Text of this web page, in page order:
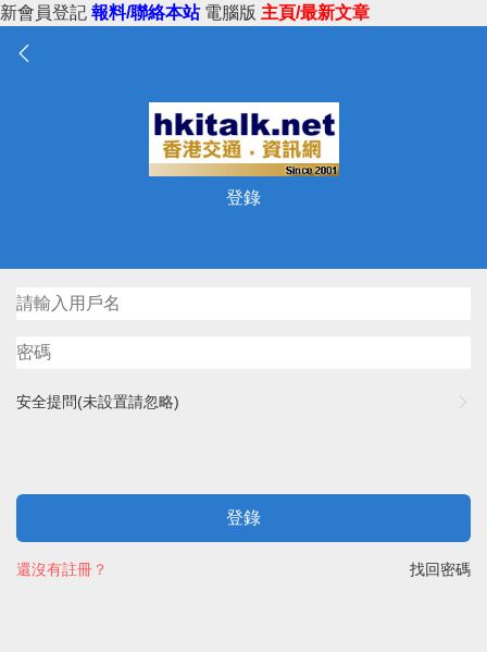
新會員登記 報料/聯絡本站 電腦版 主頁/最新文章
登錄
安全提問(未設置請忽略)
登錄
找回密碼
還沒有註冊？